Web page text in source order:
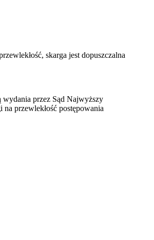
skarga jest dopuszczalna
wydania przez Sąd Najwyższy
przewlekłość postępowania